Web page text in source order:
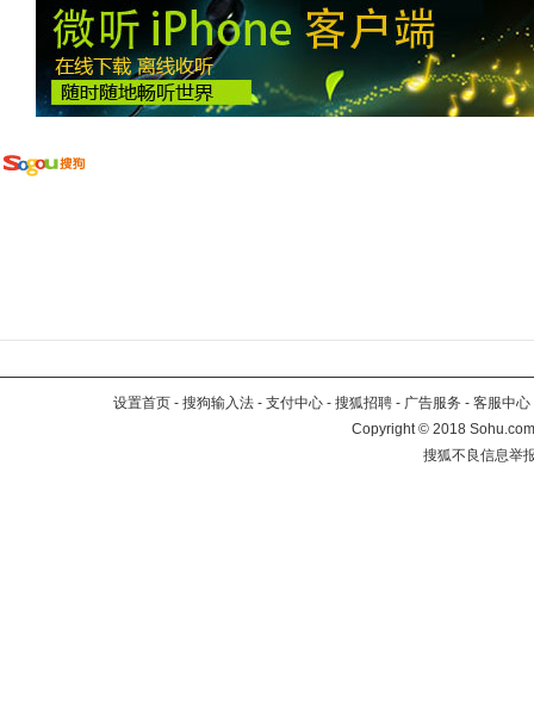
设置首页 - 搜狗输入法 - 支付中心 - 搜狐招聘 - 广告服务 - 客服中心
Copyright©2018
搜狐不良信息举